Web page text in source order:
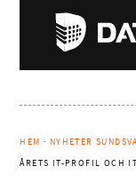
HEM · NYHETER
ÅRETS IT-PROFIL OCH